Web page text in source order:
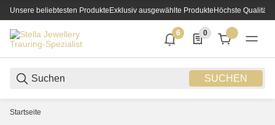
Unsere beliebtesten ProdukteExklusiv ausgewählte ProdukteHöchste Qualität
SUCHEN
6
6 neue Notifizierungen
0
0 Produkte in der
Startseite